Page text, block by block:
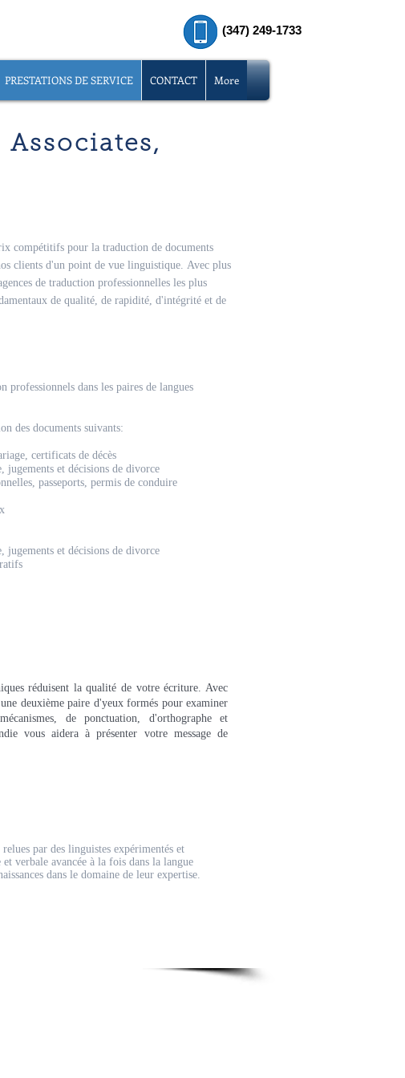
(347) 249-1733
PRESTATIONS DE SERVICE CONTACT More
compétitifs pour la traduction de documents
clients d'un point de vue linguistique. Avec plus
de traduction professionnelles les plus
de qualité, de rapidité, d'intégrité et de
professionnels dans les paires de langues
des documents suivants:
certificats de décès
jugements et décisions de divorce
passeports, permis de conduire
jugements et décisions de divorce
réduisent la qualité de votre écriture. Avec
deuxième paire d'yeux formés pour examiner
de ponctuation, d'orthographe et
vous aidera à présenter votre message de
par des linguistes expérimentés et
verbale avancée à la fois dans la langue
dans le domaine de leur expertise.